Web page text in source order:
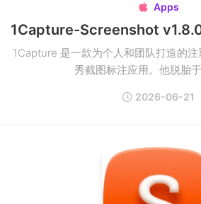
 Apps
1Capture 是一款为个人和团队打造的
秀截图标注应用。他脱胎
2026-06-21